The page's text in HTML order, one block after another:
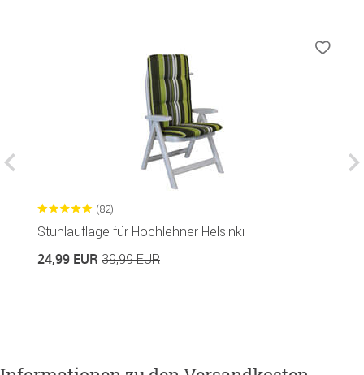
(82)
Stuhlauflage für Hochlehner Helsinki
24,99 EUR 39,99 EUR